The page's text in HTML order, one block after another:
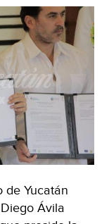
de Yucatán
Ávila